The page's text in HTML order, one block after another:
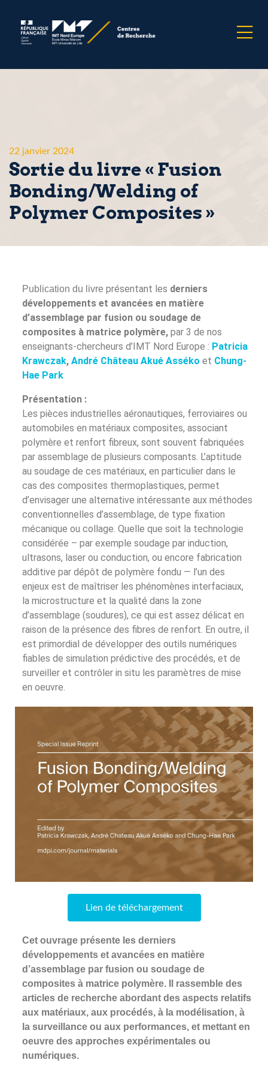
22 janvier 2024
Sortie du livre « Fusion
Bonding/Welding of
Polymer Composites »
Publication du livre présentant les derniers
développements et avancées en matière
d’assemblage par fusion ou soudage de
composites à matrice polymère, par 3 de nos
enseignants-chercheurs d’IMT Nord Europe : Patricia
Krawczak, André Château Akué Asséko et Chung-
Hae Park
Présentation :
Les pièces industrielles aéronautiques, ferroviaires ou
automobiles en matériaux composites, associant
polymère et renfort fibreux, sont souvent fabriquées
par assemblage de plusieurs composants. L’aptitude
au soudage de ces matériaux, en particulier dans le
cas des composites thermoplastiques, permet
d’envisager une alternative intéressante aux méthodes
conventionnelles d’assemblage, de type fixation
mécanique ou collage. Quelle que soit la technologie
considérée – par exemple soudage par induction,
ultrasons, laser ou conduction, ou encore fabrication
additive par dépôt de polymère fondu — l’un des
enjeux est de maîtriser les phénomènes interfaciaux,
la microstructure et la qualité dans la zone
d’assemblage (soudures), ce qui est assez délicat en
raison de la présence des fibres de renfort. En outre, il
est primordial de développer des outils numériques
fiables de simulation prédictive des procédés, et de
surveiller et contrôler in situ les paramètres de mise
en oeuvre.
Lien de téléchargement
Cet ouvrage présente les derniers
développements et avancées en matière
d’assemblage par fusion ou soudage de
composites à matrice polymère. Il rassemble des
articles de recherche abordant des aspects relatifs
aux matériaux, aux procédés, à la modélisation, à
la surveillance ou aux performances, et mettant en
oeuvre des approches expérimentales ou
numériques.